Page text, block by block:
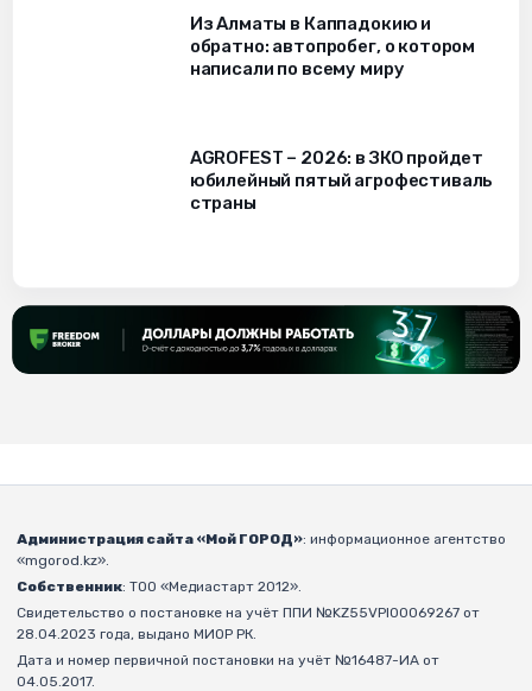
Из Алматы в Каппадокию и
обратно: автопробег, о котором
написали по всему миру
AGROFEST – 2026: в ЗКО пройдет
юбилейный пятый агрофестиваль
страны
Администрация сайта «Мой ГОРОД»: информационное агентство
«mgorod.kz».
Собственник: ТОО «Медиастарт 2012».
Свидетельство о постановке на учёт ППИ №KZ55VPI00069267 от
28.04.2023 года, выдано МИОР РК.
Дата и номер первичной постановки на учёт №16487-ИА от
04.05.2017.